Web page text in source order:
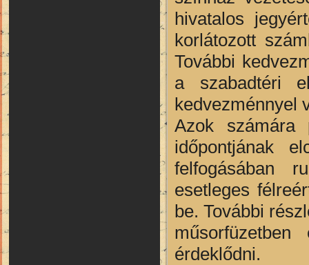
hivatalos
korlátozott
További
a szabadtéri
kedvezménnyel
Azok számára
időpontjának
felfogásában
esetleges
be. További
érdeklődni.